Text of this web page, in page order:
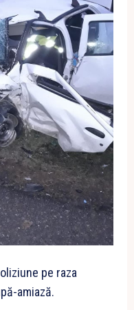
pe raza
amiază.